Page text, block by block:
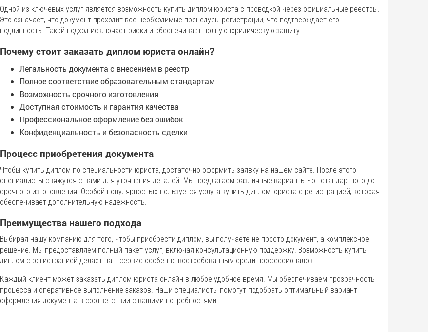
Одной из ключевых услуг является возможность купить диплом юриста с проводкой через официальные реестры.
Это означает, что документ проходит все необходимые процедуры регистрации, что подтверждает его
подлинность. Такой подход исключает риски и обеспечивает полную юридическую защиту.
Почему стоит заказать диплом юриста онлайн?
Легальность документа с внесением в реестр
Полное соответствие образовательным стандартам
Возможность срочного изготовления
Доступная стоимость и гарантия качества
Профессиональное оформление без ошибок
Конфиденциальность и безопасность сделки
Процесс приобретения документа
Чтобы купить диплом по специальности юриста, достаточно оформить заявку на нашем сайте. После этого
специалисты свяжутся с вами для уточнения деталей. Мы предлагаем различные варианты - от стандартного до
срочного изготовления. Особой популярностью пользуется услуга купить диплом юриста с регистрацией, которая
обеспечивает дополнительную надежность.
Преимущества нашего подхода
Выбирая нашу компанию для того, чтобы приобрести диплом, вы получаете не просто документ, а комплексное
решение. Мы предоставляем полный пакет услуг, включая консультационную поддержку. Возможность купить
диплом с регистрацией делает наш сервис особенно востребованным среди профессионалов.
Каждый клиент может заказать диплом юриста онлайн в любое удобное время. Мы обеспечиваем прозрачность
процесса и оперативное выполнение заказов. Наши специалисты помогут подобрать оптимальный вариант
оформления документа в соответствии с вашими потребностями.